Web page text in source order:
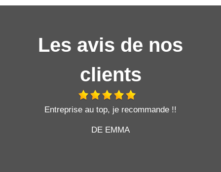
Les avis de nos
clients
Entreprise au top, je recommande !!
DE EMMA